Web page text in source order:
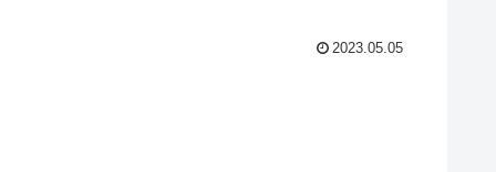
2023.05.05